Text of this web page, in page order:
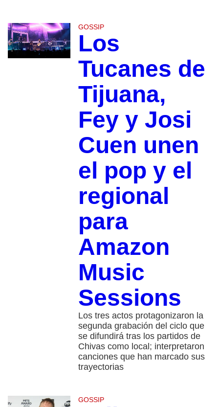
GOSSIP
Los
Tucanes de
Tijuana,
Fey y Josi
Cuen unen
el pop y el
regional
para
Amazon
Music
Sessions
Los tres actos protagonizaron la
segunda grabación del ciclo que
se difundirá tras los partidos de
Chivas como local; interpretaron
canciones que han marcado sus
trayectorias
GOSSIP